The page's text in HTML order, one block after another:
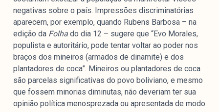
negativas sobre o país. Impressões discriminatórias
aparecem, por exemplo, quando Rubens Barbosa – na
edição da Folhado dia 12 – sugere que “Evo Morales,
populista e autoritário, pode tentar voltar ao poder nos
braços dos mineiros (armados de dinamite) e dos
plantadores de coca”. Mineiros ou plantadores de coca
são parcelas significativas do povo boliviano, e mesmo
que fossem minorias diminutas, não deveriam ter sua
opinião política menosprezada ou apresentada de modo